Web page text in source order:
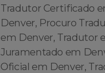
Tradutor Certificado
Denver, Procuro
em Denver, Tradutor
Juramentado em
Oficial em Denver,